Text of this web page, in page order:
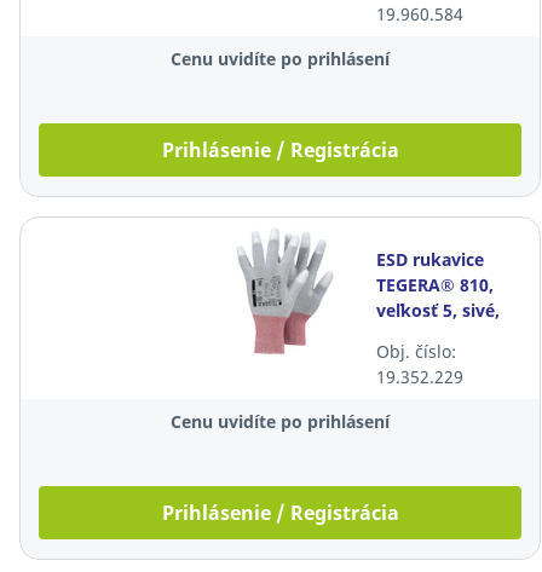
19.960.584
Cenu uvidíte po prihlásení
Prihlásenie / Registrácia
ESD rukavice
TEGERA® 810,
veľkosť 5, sivé,
Obj. číslo:
19.352.229
Cenu uvidíte po prihlásení
Prihlásenie / Registrácia